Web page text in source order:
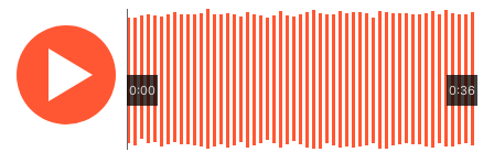
0:00 0:36